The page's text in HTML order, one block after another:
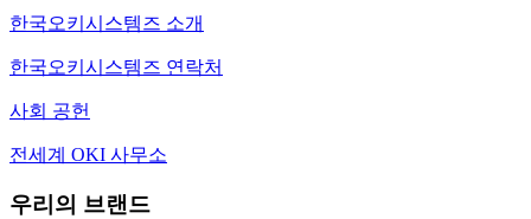
한국오키시스템즈 소개
한국오키시스템즈 연락처
사회 공헌
전세계 OKI 사무소
우리의 브랜드